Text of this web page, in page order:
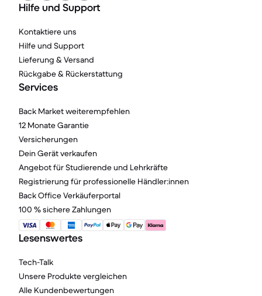
Hilfe und Support
Kontaktiere uns
Hilfe und Support
Lieferung & Versand
Rückgabe & Rückerstattung
Services
Back Market weiterempfehlen
12 Monate Garantie
Versicherungen
Dein Gerät verkaufen
Angebot für Studierende und Lehrkräfte
Registrierung für professionelle Händler:innen
Back Office Verkäuferportal
100 % sichere Zahlungen
Lesenswertes
Tech-Talk
Unsere Produkte vergleichen
Alle Kundenbewertungen